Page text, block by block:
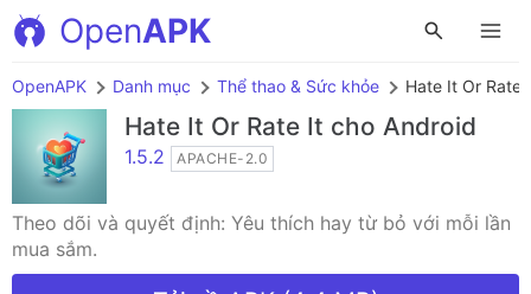
OpenAPK
OpenAPK Danh mục Thể thao & Sức khỏe Hate It Or Rate
Hate It Or Rate It cho Android
1.5.2 APACHE-2.0
Theo dõi và quyết định: Yêu thích hay từ bỏ với mỗi lần
mua sắm.